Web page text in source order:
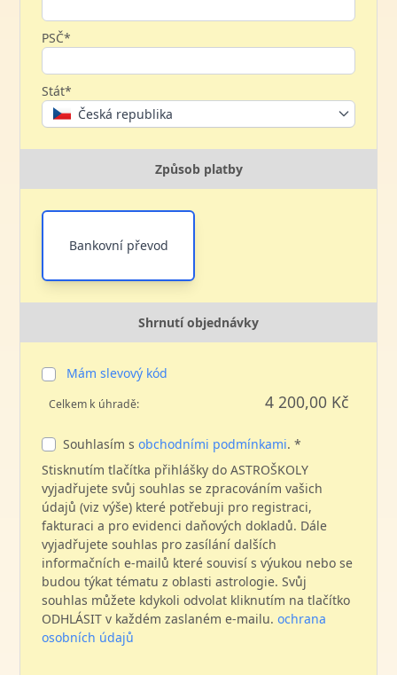
PSČ*
Stát*
Česká republika
Způsob platby
Bankovní převod
Shrnutí objednávky
Mám slevový kód
Celkem k úhradě: 4 200,00 Kč
Souhlasím sobchodními podmínkami. *
Stisknutím tlačítka přihlášky do ASTROŠKOLY
vyjadřujete svůj souhlas se zpracováním vašich
údajů (viz výše) které potřebuji pro registraci,
fakturaci a pro evidenci daňových dokladů. Dále
vyjadřujete souhlas pro zasílání dalších
informačních e-mailů které souvisí s výukou nebo se
budou týkat tématu z oblasti astrologie. Svůj
souhlas můžete kdykoli odvolat kliknutím na tlačítko
ODHLÁSIT v každém zaslaném e-mailu.ochrana
osobních údajů